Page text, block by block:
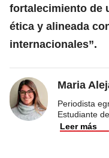
fortalecimiento de
ética y alineada
internacionales”.
Maria
Periodista
Estudiante
Leer más